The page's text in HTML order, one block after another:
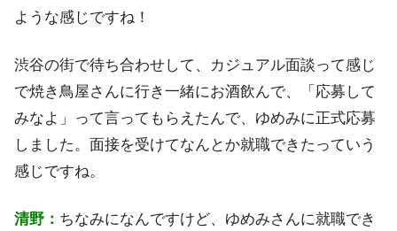
ような感じですね！
渋谷の街で待ち合わせして、カジュアル面談って感じ
で焼き鳥屋さんに行き一緒にお酒飲んで、「応募して
みなよ」って言ってもらえたんで、ゆめみに正式応募
しました。面接を受けてなんとか就職できたっていう
感じですね。
清野： ちなみになんですけど、ゆめみさんに就職でき